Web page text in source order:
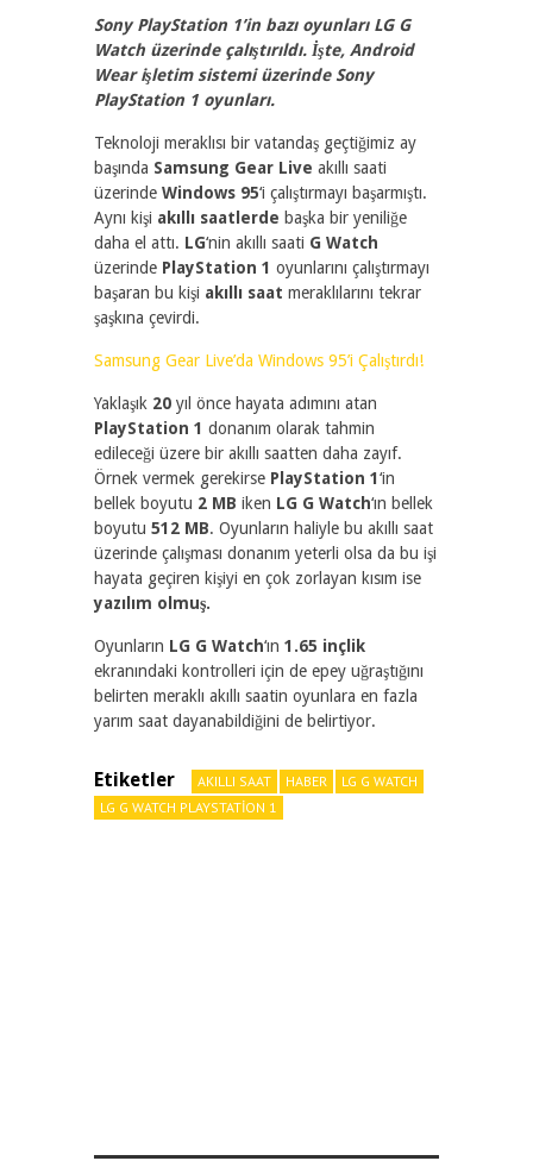
Sony PlayStation 1’in bazı oyunları LG G
Watch üzerinde çalıştırıldı. İşte, Android
Wear işletim sistemi üzerinde Sony
PlayStation 1 oyunları.
Teknoloji meraklısı bir vatandaş geçtiğimiz ay
başında Samsung Gear Live akıllı saati
üzerinde Windows 95‘i çalıştırmayı başarmıştı.
Aynı kişi akıllı saatlerde başka bir yeniliğe
daha el attı. LG‘nin akıllı saati G Watch
üzerinde PlayStation 1 oyunlarını çalıştırmayı
başaran bu kişi akıllı saat meraklılarını tekrar
şaşkına çevirdi.
Samsung Gear Live’da Windows 95’i Çalıştırdı!
Yaklaşık 20 yıl önce hayata adımını atan
PlayStation 1 donanım olarak tahmin
edileceği üzere bir akıllı saatten daha zayıf.
Örnek vermek gerekirse PlayStation 1‘in
bellek boyutu 2 MB iken LG G Watch‘ın bellek
boyutu 512 MB. Oyunların haliyle bu akıllı saat
üzerinde çalışması donanım yeterli olsa da bu işi
hayata geçiren kişiyi en çok zorlayan kısım ise
yazılım olmuş.
Oyunların LG G Watch‘ın 1.65 inçlik
ekranındaki kontrolleri için de epey uğraştığını
belirten meraklı akıllı saatin oyunlara en fazla
yarım saat dayanabildiğini de belirtiyor.
Etiketler AKILLI SAAT HABER
LG G WATCH
LG G WATCH PLAYSTATION 1